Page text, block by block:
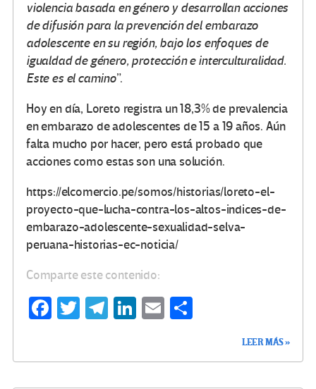
violencia basada en género y desarrollan acciones
de difusión para la prevención del embarazo
adolescente en su región, bajo los enfoques de
igualdad de género, protección e interculturalidad.
Este es el camino”.
Hoy en día, Loreto registra un 18,3% de prevalencia
en embarazo de adolescentes de 15 a 19 años. Aún
falta mucho por hacer, pero está probado que
acciones como estas son una solución.
https://elcomercio.pe/somos/historias/loreto-el-
proyecto-que-lucha-contra-los-altos-indices-de-
embarazo-adolescente-sexualidad-selva-
peruana-historias-ec-noticia/
Comparte este contenido:
Fa T
Te
Li
E
LEER MÁS »